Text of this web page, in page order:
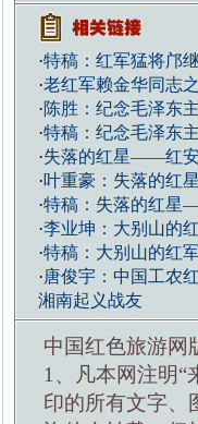
·特稿：红军猛将邝
·老红军赖金华同志
·陈胜：纪念毛泽东
·特稿：纪念毛泽东
·失落的红星——红安
·叶重豪：失落的红
·特稿：失落的红星
·李业坤：大别山的
·特稿：大别山的红
·唐俊宇：中国工农
湘南起义战友
中国红色旅游网
1、凡本网注明“
印的所有文字、